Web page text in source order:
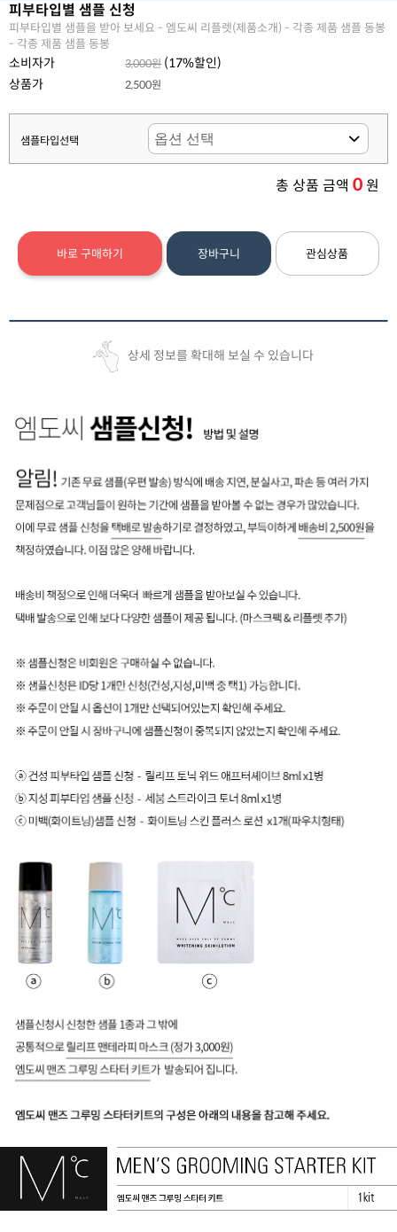
피부타입별 샘플 신청
피부타입별 샘플을 받아 보세요 - 엠도씨 리플렛(제품소개) - 각종 제품 샘플 동봉
- 각종 제품 샘플 동봉
소비자가 3,000원 (17%할인)
상품가
2,500원
샘플타입선택
총 상품 금액 0원
바로 구매하기 장바구니 관심상품
상세 정보를 확대해 보실 수 있습니다